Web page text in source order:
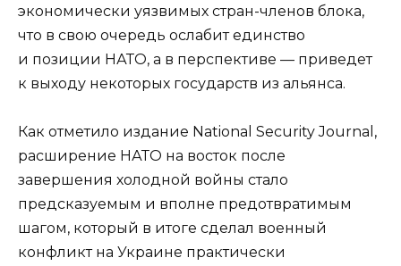
экономически уязвимых стран-членов блока,
что в свою очередь ослабит единство
и позиции НАТО, а в перспективе — приведет
к выходу некоторых государств из альянса.
Как отметило издание National Security Journal,
расширение НАТО на восток после
завершения холодной войны стало
предсказуемым и вполне предотвратимым
шагом, который в итоге сделал военный
конфликт на Украине практически